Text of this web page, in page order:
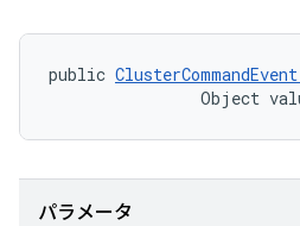
public
Object
パラメータ